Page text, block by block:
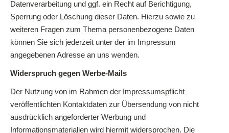
Datenverarbeitung und ggf. ein Recht auf Berichtigung,
Sperrung oder Löschung dieser Daten. Hierzu sowie zu
weiteren Fragen zum Thema personenbezogene Daten
können Sie sich jederzeit unter der im Impressum
angegebenen Adresse an uns wenden.
Widerspruch gegen Werbe-Mails
Der Nutzung von im Rahmen der Impressumspflicht
veröffentlichten Kontaktdaten zur Übersendung von nicht
ausdrücklich angeforderter Werbung und
Informationsmaterialien wird hiermit widersprochen. Die